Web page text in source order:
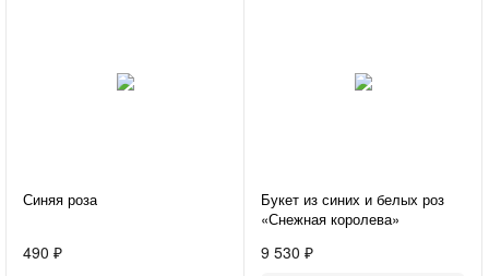
Синяя роза
490 ₽
Букет из синих и белых роз
«Снежная королева»
9 530 ₽